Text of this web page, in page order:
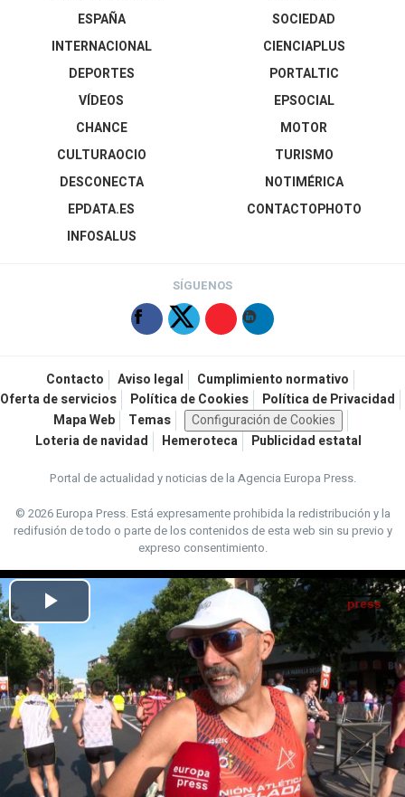
ESPAÑA
INTERNACIONAL
DEPORTES
VÍDEOS
SOCIEDAD
CIENCIAPLUS
PORTALTIC
EPSOCIAL
CHANCE
CULTURAOCIO
DESCONECTA
EPDATA.ES
INFOSALUS
MOTOR
TURISMO
NOTIMÉRICA
CONTACTOPHOTO
SÍGUENOS
Contacto Aviso legal
Cumplimiento normativo
Oferta de servicios
Política de Cookies
Política de Privacidad
Mapa Web
Temas
Configuración de Cookies
Loteria de navidad
Hemeroteca Publicidad estatal
Portal de actualidad y noticias de la Agencia Europa Press.
© 2026 Europa Press.Está expresamente prohibida la redistribución y la
redifusión de todo o parte de los contenidos de esta web sin su previo y
expreso consentimiento.